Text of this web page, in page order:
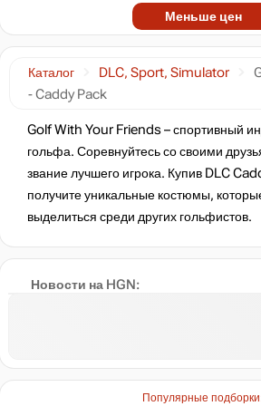
Новости на HGN:
Популярные
Каталог DLC, Sport, Simulator
- Caddy Pack
Golf With Your Friends – спортивный
гольфа. Соревнуйтесь со своими
звание лучшего игрока. Купив DLC
получите уникальные костюмы,
выделиться среди других гольфистов.
Меньше цен